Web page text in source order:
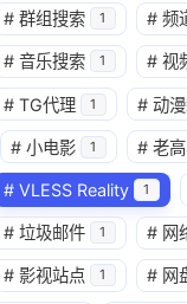
# 群组搜索 1 # 频
# 音乐搜索 1 # 视
# TG代理 1 # 动
# 小电影 1 # 老
# VLESS Reality 1
# 垃圾邮件 1 # 网
# 影视站点 1 # 网